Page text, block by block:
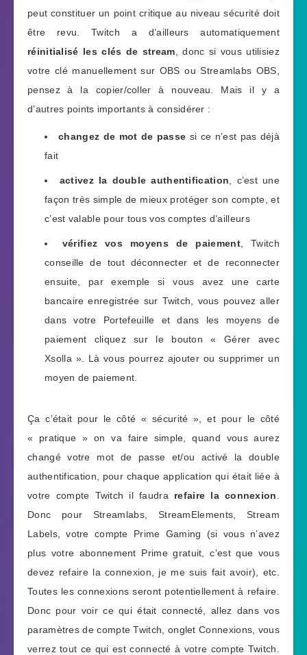
peut constituer un point critique au niveau sécurité doit
être revu. Twitch a d’ailleurs automatiquement
réinitialisé les clés de stream , donc si vous utilisiez
votre clé manuellement sur OBS ou Streamlabs OBS,
pensez à la copier/coller à nouveau. Mais il y a
d’autres points importants à considérer :
changez de mot de passe si ce n’est pas déjà
fait
activez la double authentification, c’est une
façon très simple de mieux protéger son compte, et
c’est valable pour tous vos comptes d’ailleurs
vérifiez vos moyens de paiement, Twitch
conseille de tout déconnecter et de reconnecter
ensuite, par exemple si vous avez une carte
bancaire enregistrée sur Twitch, vous pouvez aller
dans votre Portefeuille et dans les moyens de
paiement cliquez sur le bouton « Gérer avec
Xsolla ». Là vous pourrez ajouter ou supprimer un
moyen de paiement.
Ça c’était pour le côté « sécurité », et pour le côté
« pratique » on va faire simple, quand vous aurez
changé votre mot de passe et/ou activé la double
authentification, pour chaque application qui était liée à
votre compte Twitch il faudra refaire la connexion.
Donc pour Streamlabs, StreamElements, Stream
Labels, votre compte Prime Gaming (si vous n’avez
plus votre abonnement Prime gratuit, c’est que vous
devez refaire la connexion, je me suis fait avoir), etc.
Toutes les connexions seront potentiellement à refaire.
Donc pour voir ce qui était connecté, allez dans vos
paramètres de compte Twitch, onglet Connexions, vous
verrez tout ce qui est connecté à votre compte Twitch.